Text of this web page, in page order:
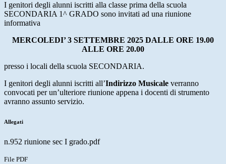
I genitori degli alunni iscritti alla classe prima della scuola
SECONDARIA 1^ GRADO sono invitati ad una riunione
informativa
MERCOLEDI’ 3 SETTEMBRE 2025 DALLE ORE 19.00
ALLE ORE 20.00
presso i locali della scuola SECONDARIA.
I genitori degli alunni iscritti all’Indirizzo Musicale verranno
convocati per un’ulteriore riunione appena i docenti di strumento
avranno assunto servizio.
Allegati
n.952 riunione sec I grado.pdf
File PDF